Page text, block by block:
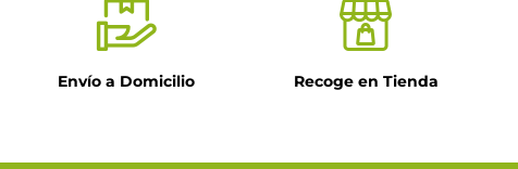
Envío a Domicilio Recoge en Tienda